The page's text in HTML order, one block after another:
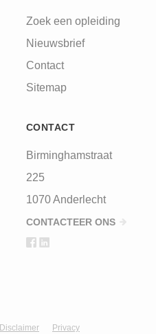
Zoek een opleiding
Nieuwsbrief
Contact
Sitemap
CONTACT
Birminghamstraat
225
1070 Anderlecht
CONTACTEER ONS
Disclaimer Privacy